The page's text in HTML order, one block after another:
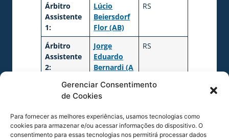
Gerenciar Consentimento
de Cookies
Para fornecer as melhores experiências, usamos tecnologias como
cookies para armazenar e/ou acessar informações do dispositivo. O
consentimento para essas tecnologias nos permitirá processar dados
Árbitro
Assistente
1:
Lúcio
Beiersdorf
Flor (AB)
RS
Árbitro
Assistente
2:
Jorge
Eduardo
Bernardi (A
RS
Quarto
Joanilson
de
Lima (CD)